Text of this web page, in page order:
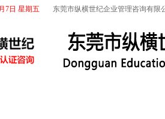
7日 星期五 东莞市纵横世纪企业管理咨询有限